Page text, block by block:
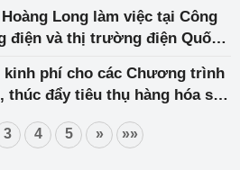
Long làm việc tại Công
điện và thị trường điện Quốc
kinh phí cho các Chương trình
đẩy tiêu thụ hàng hóa sản
3 4 5 » »»